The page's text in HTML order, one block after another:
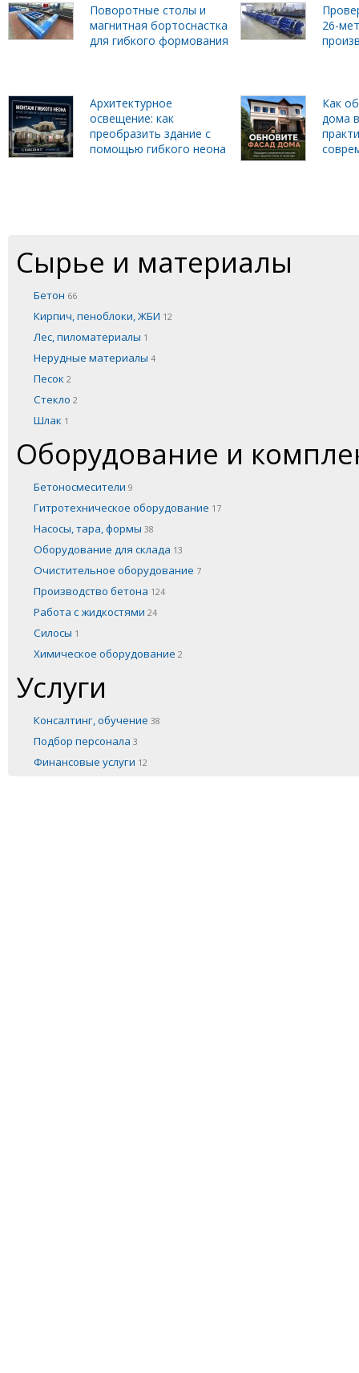
Поворотные столы и
магнитная бортоснастка
для гибкого формования
26-
Архитектурное
освещение: как
преобразить здание с
помощью гибкого неона
Как
дома
Сырье и материалы
Бетон 66
Кирпич, пеноблоки, ЖБИ 12
Лес, пиломатериалы 1
Нерудные материалы 4
Песок 2
Стекло 2
Шлак 1
Оборудование и
Бетоносмесители 9
Гитротехническое оборудование 17
Насосы, тара, формы 38
Оборудование для склада 13
Очистительное оборудование 7
Производство бетона 124
Работа с жидкостями 24
Силосы 1
Химическое оборудование 2
Услуги
Консалтинг, обучение 38
Подбор персонала 3
Финансовые услуги 12